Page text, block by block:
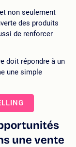
non seulement
des produits
de renforcer
doit répondre à un
une simple
une vente